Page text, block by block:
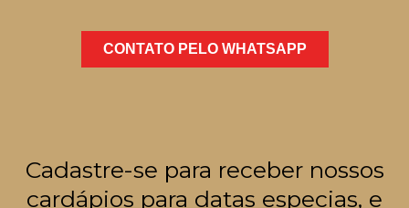
CONTATO PELO WHATSAPP
Cadastre-se para receber nossos
cardápios para datas especias, e